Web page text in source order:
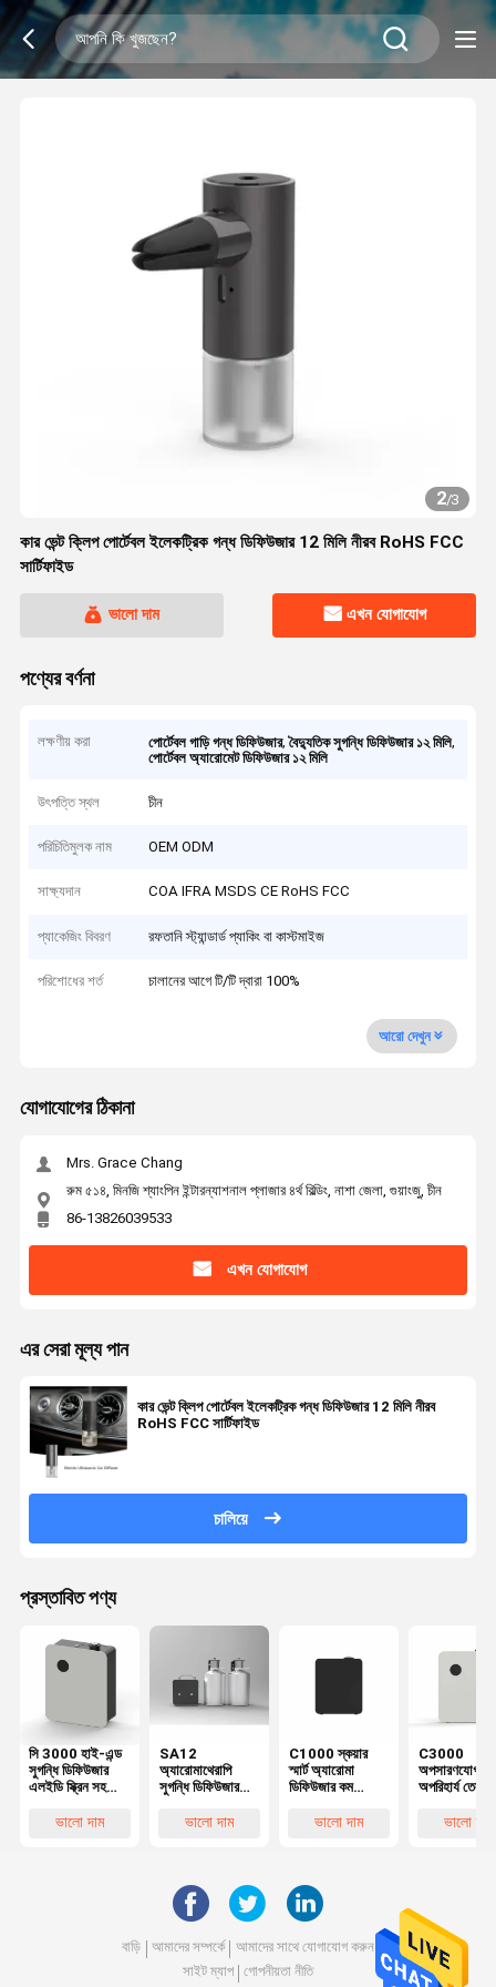
2/3
কার ভেন্ট ক্লিপ পোর্টেবল ইলেকট্রিক গন্ধ ডিফিউজার 12 মিলি নীরব RoHS FCC
সার্টিফাইড
ভালো দাম এখন যোগাযোগ
পণ্যের বর্ণনা
লক্ষণীয় করা পোর্টেবল গাড়ি গন্ধ ডিফিউজার,বৈদ্যুতিক সুগন্ধি ডিফিউজার ১২ মিলি,
পোর্টেবল অ্যারোমেট ডিফিউজার ১২ মিলি
উৎপত্তি স্থল চীন
পরিচিতিমুলক নাম OEM ODM
সাক্ষ্যদান COA IFRA MSDS CE RoHS FCC
প্যাকেজিং বিবরণ রফতানি স্ট্যান্ডার্ড প্যাকিং বা কাস্টমাইজ
পরিশোধের শর্ত চালানের আগে টি/টি দ্বারা 100%
আরো দেখুন
যোগাযোগের ঠিকানা
Mrs. Grace Chang
রুম ৫১৪, মিনজি শ্যাংপিন ইন্টারন্যাশনাল প্লাজার ৪র্থ বিল্ডিং, নাশা জেলা, গুয়াংজু, চীন
86-13826039533
এখন যোগাযোগ
এর সেরা মূল্য পান
কার ভেন্ট ক্লিপ পোর্টেবল ইলেকট্রিক গন্ধ ডিফিউজার 12 মিলি নীরব
RoHS FCC সার্টিফাইড
চালিয়ে
প্রস্তাবিত পণ্য
সি 3000 হাই-এন্ড
সুগন্ধি ডিফিউজার
এলইডি স্ক্রিন সহ
এয়ার ডিফিউজার
ভালো দাম
SA12
অ্যারোমাথেরাপি
সুগন্ধি ডিফিউজার
প্রয়োজনীয় তেল
ভালো দাম
C1000 স্কয়ার
স্মার্ট অ্যারোমা
ডিফিউজার কম
এলাকা এয়ার
ভালো দাম
C3000
অপসারণযোগ্য
অপরিহার্য তেল
1000mlভালো দাম
বাড়ি আমাদের সম্পর্কে
আমাদের সাথে যোগাযোগ করুন
সাইট ম্যাপ
গোপনীয়তা নীতি